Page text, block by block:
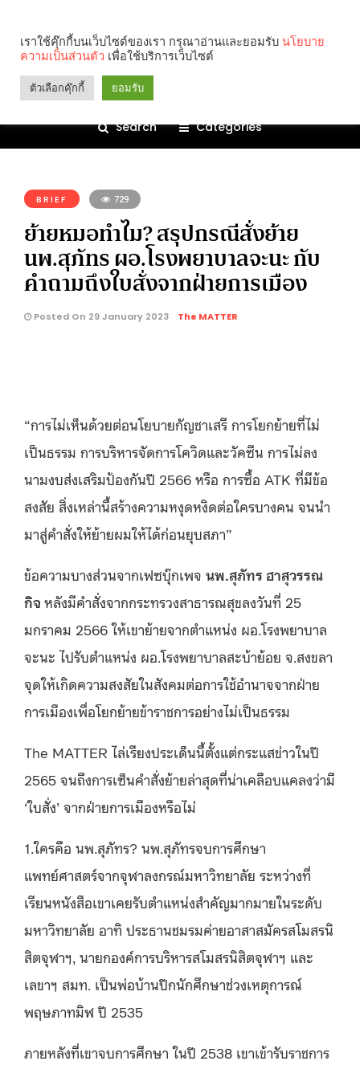
Search Categories
BRIEF 729
ย้ายหมอทำไม? สรุปกรณีสั่งย้าย
นพ.สุภัทร ผอ.โรงพยาบาลจะนะ กับ
คำถามถึงใบสั่งจากฝ่ายการเมือง
Posted On 29 January 2023 The MATTER
“การไม่เห็นด้วยต่อนโยบายกัญชาเสรี การโยกย้ายที่ไม่
เป็นธรรม การบริหารจัดการโควิดและวัคซีน การไม่ลง
นามงบส่งเสริมป้องกันปี 2566 หรือ การซื้อ ATK ที่มีข้อ
สงสัย สิ่งเหล่านี้สร้างความหงุดหงิดต่อใครบางคน จนนำ
มาสู่คำสั่งให้ย้ายผมให้ได้ก่อนยุบสภา”
ข้อความบางส่วนจากเฟซบุ๊กเพจ นพ.สุภัทร ฮาสุวรรณ
กิจ หลังมีคำสั่งจากกระทรวงสาธารณสุขลงวันที่ 25
มกราคม 2566 ให้เขาย้ายจากตำแหน่ง ผอ.โรงพยาบาล
จะนะ ไปรับตำแหน่ง ผอ.โรงพยาบาลสะบ้าย้อย จ.สงขลา
จุดให้เกิดความสงสัยในสังคมต่อการใช้อำนาจจากฝ่าย
การเมืองเพื่อโยกย้ายข้าราชการอย่างไม่เป็นธรรม
The MATTER ไล่เรียงประเด็นนี้ตั้งแต่กระแสข่าวในปี
2565 จนถึงการเซ็นคำสั่งย้ายล่าสุดที่น่าเคลือบแคลงว่ามี
‘ใบสั่ง’ จากฝ่ายการเมืองหรือไม่
1.ใครคือ นพ.สุภัทร? นพ.สุภัทรจบการศึกษา
แพทย์ศาสตร์จากจุฬาลงกรณ์มหาวิทยาลัย ระหว่างที่
เรียนหนังสือเขาเคยรับตำแหน่งสำคัญมากมายในระดับ
มหาวิทยาลัย อาทิ ประธานชมรมค่ายอาสาสมัครสโมสรนิ
สิตจุฬาฯ, นายกองค์การบริหารสโมสรนิสิตจุฬาฯ และ
เลขาฯ สมท. เป็นพ่อบ้านปีกนักศึกษาช่วงเหตุการณ์
พฤษภาทมิฬ ปี 2535
ภายหลังที่เขาจบการศึกษา ในปี 2538 เขาเข้ารับราชการ
เราใช้คุ๊กกี้บนเว็บไซต์ของเรา กรุณาอ่านและยอมรับ นโยบาย
ความเป็นส่วนตัว เพื่อใช้บริการเว็บไซต์
ตัวเลือกคุ๊กกี้ ยอมรับ